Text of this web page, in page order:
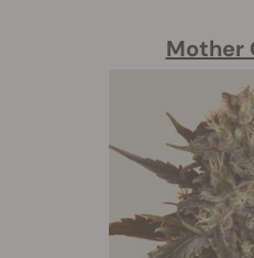
Mother